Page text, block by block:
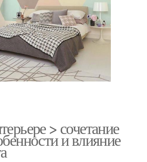
> сочетание
и влияние